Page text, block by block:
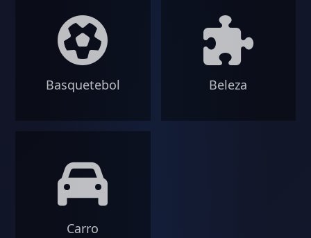
Basquetebol Beleza
Carro